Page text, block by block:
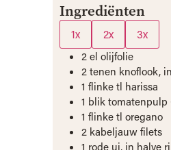
Ingrediënten
1x 2x 3x
2 el olijfolie
2 tenen knoflook,
1 flinke tl harissa
1 blik
1 flinke tl oregano
2 kabeljauw filets
1 rode ui, in halve